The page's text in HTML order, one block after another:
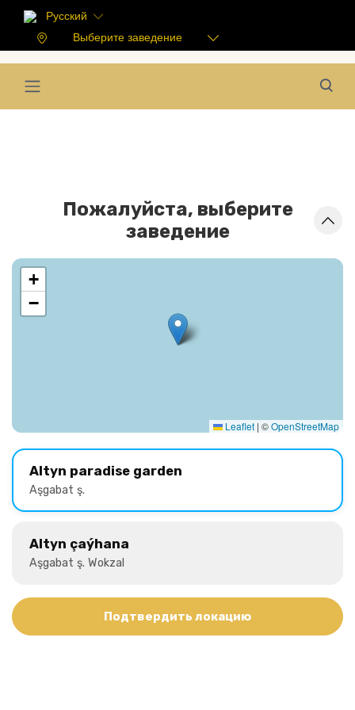
Русский
Выберите заведение
Пожалуйста, выберите
заведение
+
−
Leaflet | ©OpenStreetMap
Altyn paradise garden
Aşgabat ş.
Altyn çaýhana
Aşgabat ş. Wokzal
Подтвердить локацию